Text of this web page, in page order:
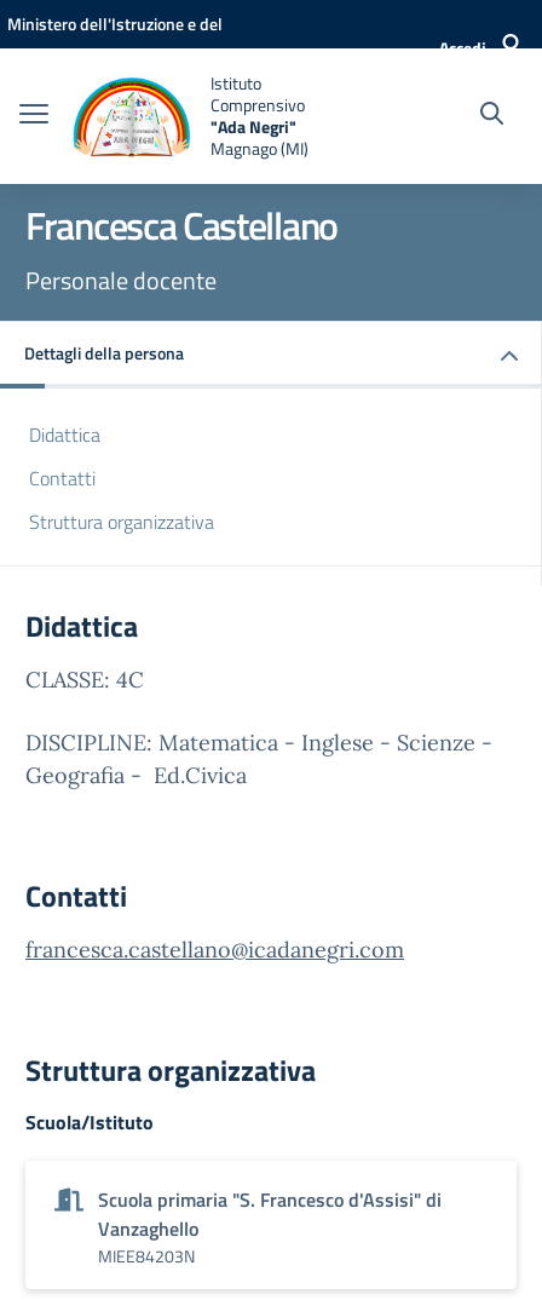
Vai ai contenuti
Vai al menu di navigazione
Vai al footer
Ministero dell'Istruzione e del
Accedi
Istituto
Comprensivo
"Ada Negri"
Magnago (MI)
Francesca Castellano
Personale docente
Dettagli della persona
Didattica
Contatti
Struttura organizzativa
Didattica
CLASSE: 4C
DISCIPLINE: Matematica - Inglese - Scienze -
Geografia - Ed.Civica
Contatti
francesca.castellano@icadanegri.com
Struttura organizzativa
Scuola/Istituto
Scuola primaria "S. Francesco d'Assisi" di
Vanzaghello
MIEE84203N